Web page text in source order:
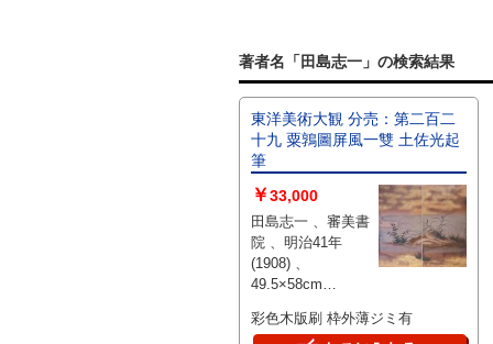
著者名「田島志一」の検索結果
東洋美術大観 分売：第二百二
十九 粟鶉圖屏風一雙 土佐光起
筆
￥33,000
田島志一 、審美書
院 、明治41年
(1908) 、
49.5×58cm
枚
彩色木版刷 枠外薄ジミ有